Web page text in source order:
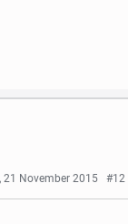
21 November 2015 #12